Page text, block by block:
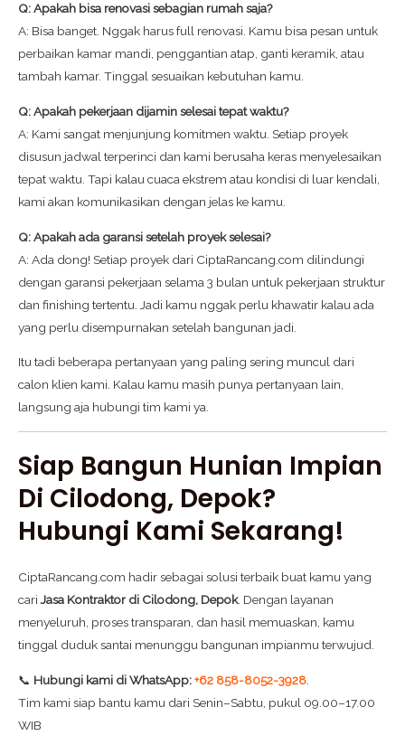
Q: Apakah bisa renovasi sebagian rumah saja?
A: Bisa banget. Nggak harus full renovasi. Kamu bisa pesan untuk
perbaikan kamar mandi, penggantian atap, ganti keramik, atau
tambah kamar. Tinggal sesuaikan kebutuhan kamu.
Q: Apakah pekerjaan dijamin selesai tepat waktu?
A: Kami sangat menjunjung komitmen waktu. Setiap proyek
disusun jadwal terperinci dan kami berusaha keras menyelesaikan
tepat waktu. Tapi kalau cuaca ekstrem atau kondisi di luar kendali,
kami akan komunikasikan dengan jelas ke kamu.
Q: Apakah ada garansi setelah proyek selesai?
A: Ada dong! Setiap proyek dari CiptaRancang.com dilindungi
dengan garansi pekerjaan selama 3 bulan untuk pekerjaan struktur
dan finishing tertentu. Jadi kamu nggak perlu khawatir kalau ada
yang perlu disempurnakan setelah bangunan jadi.
Itu tadi beberapa pertanyaan yang paling sering muncul dari
calon klien kami. Kalau kamu masih punya pertanyaan lain,
langsung aja hubungi tim kami ya.
Siap Bangun Hunian Impian
Di Cilodong, Depok?
Hubungi Kami Sekarang!
CiptaRancang.com hadir sebagai solusi terbaik buat kamu yang
cariJasa Kontraktor di Cilodong, Depok. Dengan layanan
menyeluruh, proses transparan, dan hasil memuaskan, kamu
tinggal duduk santai menunggu bangunan impianmu terwujud.
📞 Hubungi kami di WhatsApp:+62 858-8052-3928
Tim kami siap bantu kamu dari Senin–Sabtu, pukul 09.00–17.00
WIB